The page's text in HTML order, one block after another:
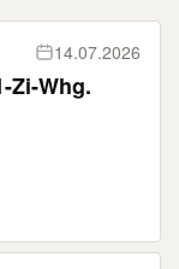
14.07.2026
Zi-Whg.